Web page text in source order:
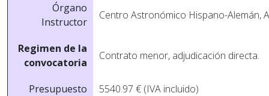
Órgano
Instructor
Centro Astronómico Hispano-Alemán,
Regimen de la
convocatoria
Contrato menor, adjudicación directa.
Presupuesto 5540.97 € (IVA incluido)